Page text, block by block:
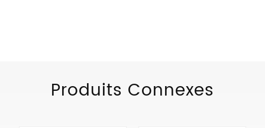
Produits Connexes